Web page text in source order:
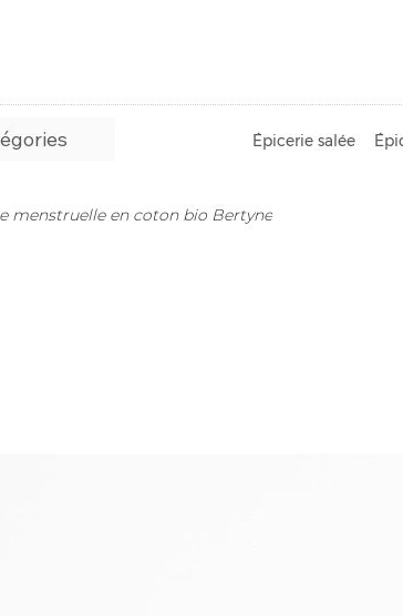
Épicerie salée
menstruelle en coton bio Bertyne